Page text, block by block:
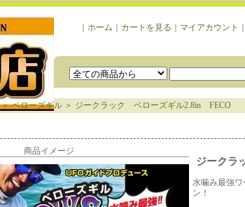
ホーム カートを見る マイアカウント
＞ベローズギル ＞ ジークラック ベローズギル2.8in FECO
商品イメージ
ジークラ
水噛み最強ワ
ン！